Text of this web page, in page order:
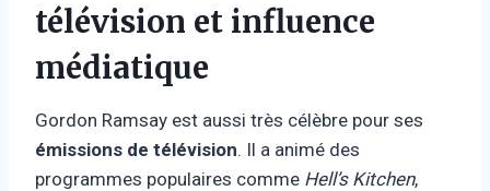
télévision et influence
médiatique
Gordon Ramsay est aussi très célèbre pour ses
émissions de télévision. Il a animé des
programmes populaires comme Hell’s Kitchen,